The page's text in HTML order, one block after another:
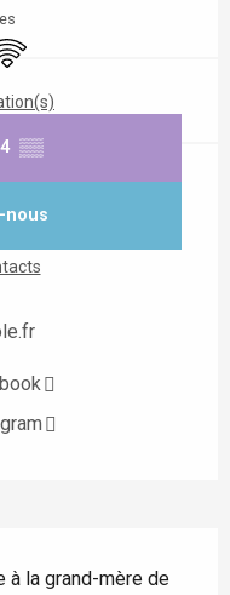
acceptés
▒▒
nous
à la grand-mère de